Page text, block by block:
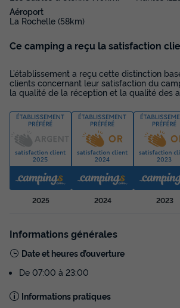
du29/08/2026au05/09/2026
Meilleur prix pour 7 nuits
Voir les disponibilités
Mobilhome 4 personnes -
à mobilité réduite uniquement
29m² 4
Aéroport
La Rochelle (58km)
Ce camping a reçu la satisfaction
L’établissement a reçu cette distinction
clients concernant leur satisfaction du
la qualité de la réception et la qualité des
2025 2024 2023
Informations générales
Date et heures d’ouverture
De 07:00 à 23:00
Informations pratiques